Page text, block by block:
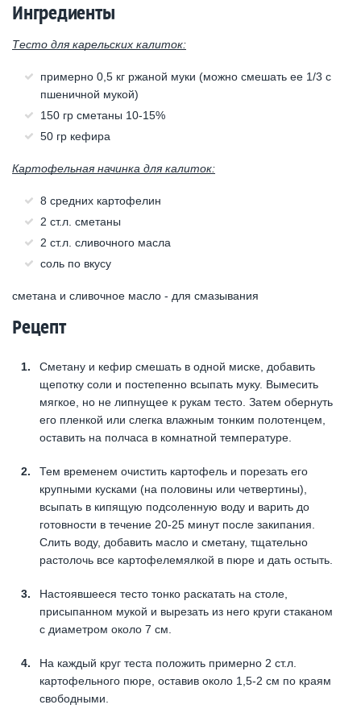
Ингредиенты
Тесто для карельских калиток:
примерно 0,5 кг ржаной муки (можно смешать ее 1/3 с
пшеничной мукой)
150 гр сметаны 10-15%
50 гр кефира
Картофельная начинка для калиток:
8 средних картофелин
2 ст.л. сметаны
2 ст.л. сливочного масла
соль по вкусу
сметана и сливочное масло - для смазывания
Рецепт
Сметану и кефир смешать в одной миске, добавить
щепотку соли и постепенно всыпать муку. Вымесить
мягкое, но не липнущее к рукам тесто. Затем обернуть
его пленкой или слегка влажным тонким полотенцем,
оставить на полчаса в комнатной температуре.
Тем временем очистить картофель и порезать его
крупными кусками (на половины или четвертины),
всыпать в кипящую подсоленную воду и варить до
готовности в течение 20-25 минут после закипания.
Слить воду, добавить масло и сметану, тщательно
растолочь все картофелемялкой в пюре и дать остыть.
Настоявшееся тесто тонко раскатать на столе,
присыпанном мукой и вырезать из него круги стаканом
с диаметром около 7 см.
На каждый круг теста положить примерно 2 ст.л.
картофельного пюре, оставив около 1,5-2 см по краям
свободными.